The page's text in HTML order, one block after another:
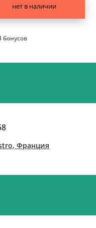
нет в наличии
бонусов
Франция